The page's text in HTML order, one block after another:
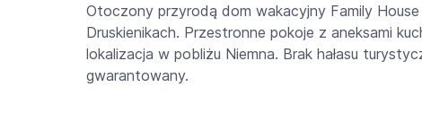
Otoczony przyrodą dom wakacyjny Family
Druskienikach. Przestronne pokoje z aneksami
lokalizacja w pobliżu Niemna. Brak hałasu
gwarantowany.